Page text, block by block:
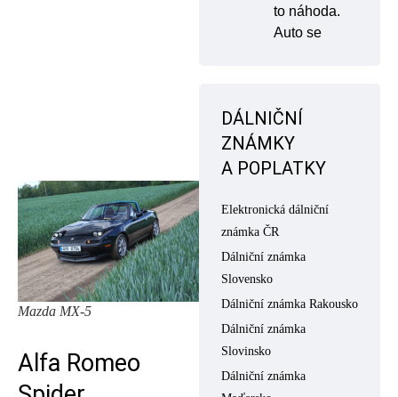
Mazda MX-5
Alfa Romeo
to náhoda.
Auto se
DÁLNIČNÍ
ZNÁMKY
A POPLATKY
Elektronická dálniční
známka ČR
Dálniční známka
Slovensko
Dálniční známka Rakousko
Dálniční známka
Slovinsko
Dálniční známka